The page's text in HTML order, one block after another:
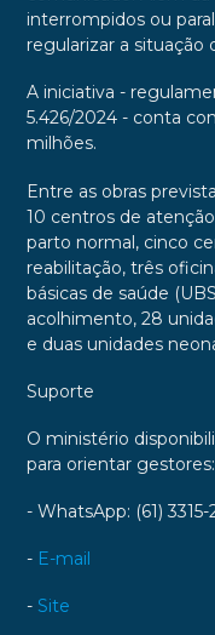
interrompidos ou
regularizar a situação
A iniciativa -
5.426/2024 - conta
milhões.
Entre as obras
10 centros de
parto normal, cinco
reabilitação, três
básicas de saúde
acolhimento, 28
e duas unidades
Suporte
O ministério
para orientar gestores:
- WhatsApp: (61) 3315-
- E-mail
- Site